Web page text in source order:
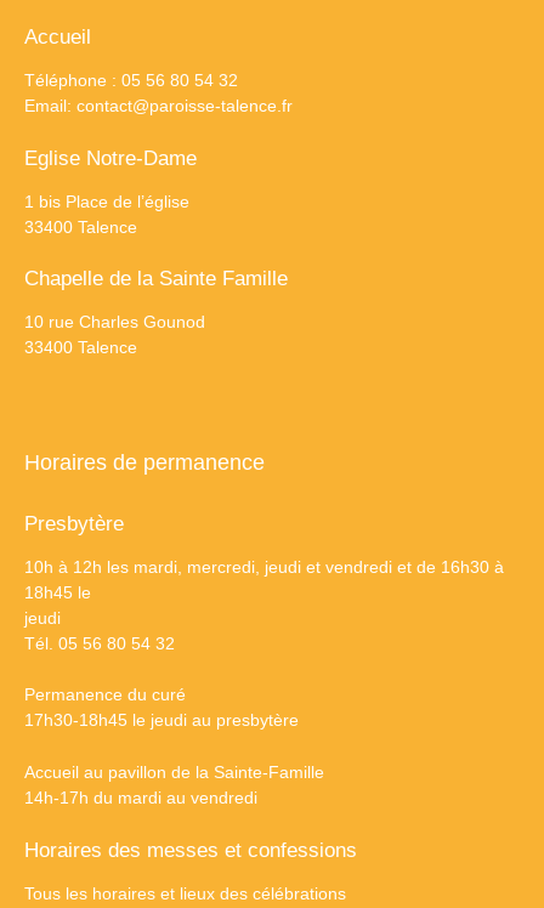
Accueil
Téléphone : 05 56 80 54 32
Email: contact@paroisse-talence.fr
Eglise Notre-Dame
1 bis Place de l’église
33400 Talence
Chapelle de la Sainte Famille
10 rue Charles Gounod
33400 Talence
Horaires de permanence
Presbytère
10h à 12h les mardi, mercredi, jeudi et vendredi et de 16h30 à
18h45 le
jeudi
Tél. 05 56 80 54 32
Permanence du curé
17h30-18h45 le jeudi au presbytère
Accueil au pavillon de la Sainte-Famille
14h-17h du mardi au vendredi
Horaires des messes et confessions
Tous les horaires et lieux des célébrations